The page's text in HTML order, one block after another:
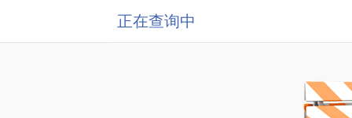
正在查询中